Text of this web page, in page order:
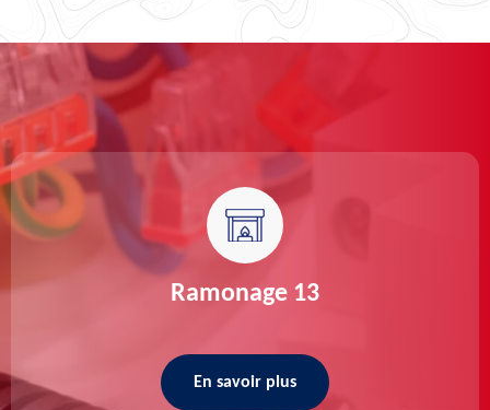
Ramonage 13
En savoir plus